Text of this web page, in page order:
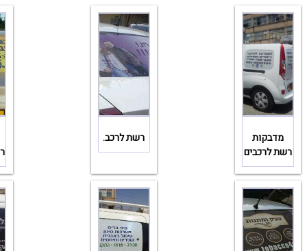
מדבקות
רשת לרכבים
רשת לרכב.